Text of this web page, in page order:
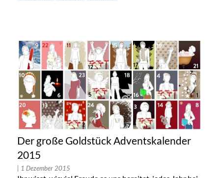
Der große Goldstück Adventskalender
2015
| 1 Dezember 2015